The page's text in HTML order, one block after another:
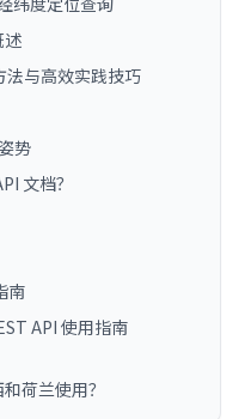
述
法与高效实践技巧
势
文档？
南
API 使用指南
荷兰使用？